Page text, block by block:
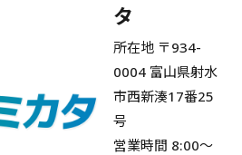
タ
所在地 〒934-
0004 富山県射水
市西新湊17番25
号
営業時間 8:00～